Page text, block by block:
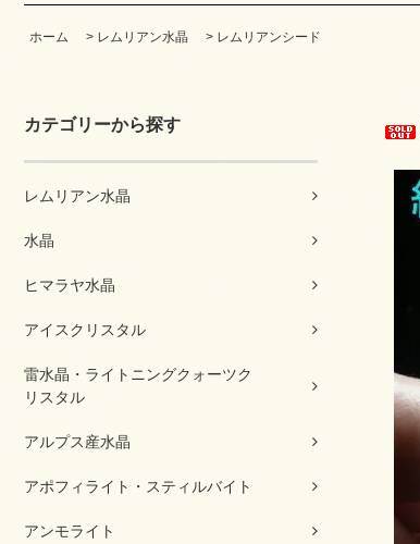
ホーム > レムリアン水晶 > レムリアンシード
カテゴリーから探す
レムリアン水晶
水晶
ヒマラヤ水晶
アイスクリスタル
雷水晶・ライトニングクォーツク
リスタル
アルプス産水晶
アポフィライト・スティルバイト
アンモライト